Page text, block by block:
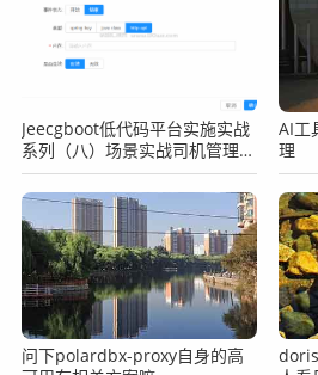
Jeecgboot低代码平台实施实战
系列（八）场景实战司机管理之
表单Java增强之使用http接口
AI工
理
问下polardbx-proxy自身的高